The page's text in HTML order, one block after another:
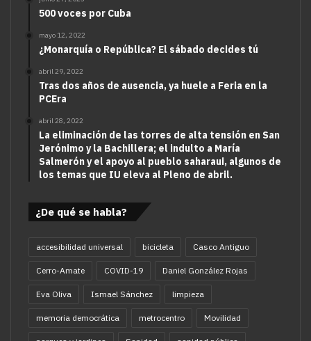
500 voces por Cuba
mayo 12, 2022
¿Monarquía o República? El sábado decides tú
abril 29, 2022
Tras dos años de ausencia, ya huele a Feria en la
PCEra
abril 28, 2022
La eliminación de las torres de alta tensión en San
Jerónimo y la Bachillera; el indulto a María
Salmerón y el apoyo al pueblo saharaui, algunos de
los temas que IU eleva al Pleno de abril.
¿De qué se habla?
accesibilidad universal bicicleta Casco Antiguo
Cerro-Amate COVID-19 Daniel González Rojas
Eva Oliva Ismael Sánchez limpieza
memoria democrática metrocentro Movilidad